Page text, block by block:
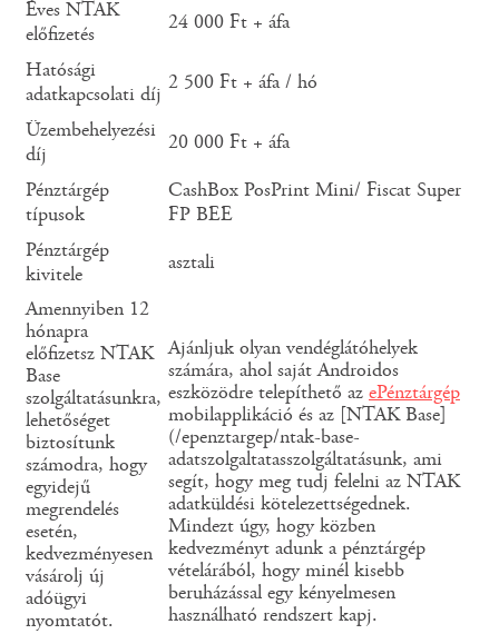
Éves NTAK
előfizetés
24 000 Ft + áfa
Hatósági
adatkapcsolati díj
2 500 Ft + áfa / hó
Üzembehelyezési
díj
20 000 Ft + áfa
Pénztárgép
típusok
CashBox PosPrint Mini/ Fiscat Super
FP BEE
Pénztárgép
kivitele
asztali
Amennyiben 12
hónapra
előfizetsz NTAK
Base
szolgáltatásunkra,
lehetőséget
biztosítunk
számodra, hogy
egyidejű
megrendelés
esetén,
kedvezményesen
vásárolj új
adóügyi
nyomtatót.
Ajánljuk olyan vendéglátóhelyek
számára, ahol saját Androidos
eszközödre telepíthető az ePénztárgép
mobilapplikáció és az [NTAK Base]
(/epenztargep/ntak-base-
adatszolgaltatasszolgáltatásunk, ami
segít, hogy meg tudj felelni az NTAK
adatküldési kötelezettségednek.
Mindezt úgy, hogy közben
kedvezményt adunk a pénztárgép
vételárából, hogy minél kisebb
beruházással egy kényelmesen
használható rendszert kapj.